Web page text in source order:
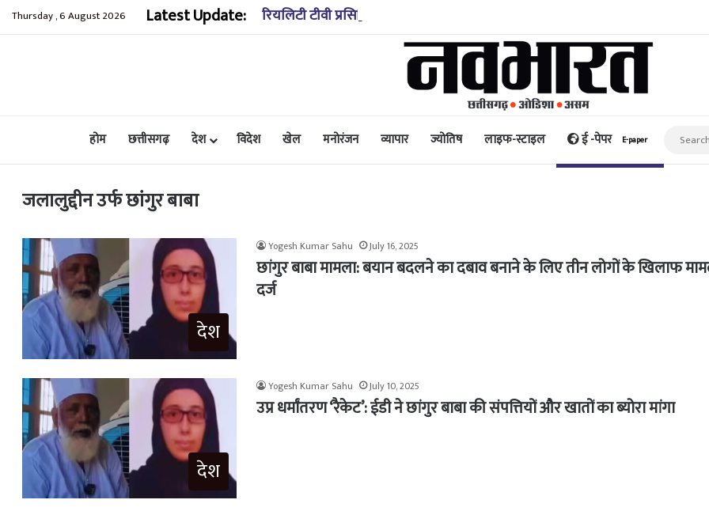
Thursday , 6 August 2026 Latest Update: रियलिटी टीवी प्रसिद्धि और पैसा प्रदान करता है: अभिनेता ऋत्विक धनजानी
होम छत्तीसगढ़ देश विदेश खेल मनोरंजन व्यापार ज्योतिष लाइफ-स्टाइल ई -पेपर E-paper
जलालुद्दीन उर्फ छांगुर बाबा
देश
Yogesh Kumar Sahu July 16, 2025
छांगुर बाबा मामला: बयान बदलने का दबाव बनाने के लिए तीन लोगों के खिलाफ
दर्ज
देश
Yogesh Kumar Sahu July 10, 2025
उप्र धर्मांतरण ‘रैकेट’: ईडी ने छांगुर बाबा की संपत्तियों और खातों का ब्योरा मांगा